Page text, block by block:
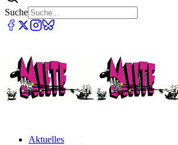
Suche
Aktuelles